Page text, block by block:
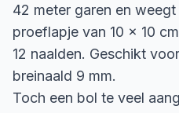
42 meter garen en
proeflapje van 10 x 10
12 naalden. Geschikt
breinaald 9 mm.
Toch een bol te veel